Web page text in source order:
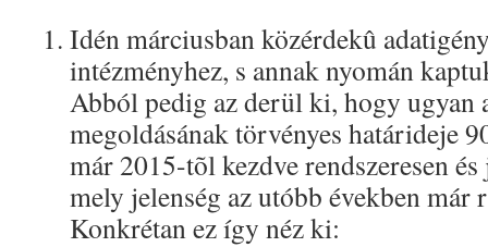
Idén márciusban közérdekû
intézményhez, s annak nyomán
Abból pedig az derül ki, hogy ugyan
megoldásának törvényes határideje
már 2015-tõl kezdve rendszeresen
mely jelenség az utóbb években már
Konkrétan ez így néz ki: